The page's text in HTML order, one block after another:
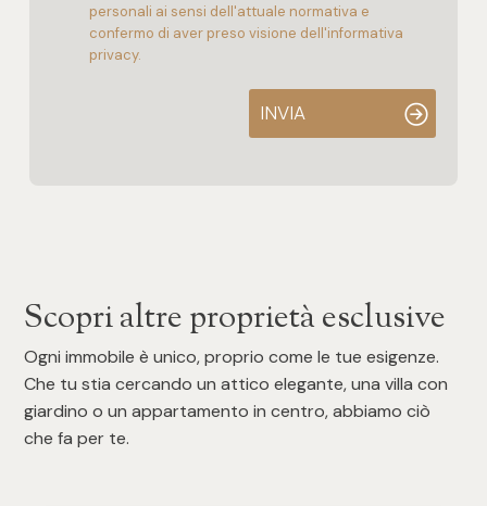
personali ai sensi dell'attuale normativa e
confermo di aver preso visione dell'informativa
privacy.
INVIA
Scopri altre proprietà esclusive
Ogni immobile è unico, proprio come le tue esigenze.
Che tu stia cercando un attico elegante, una villa con
giardino o un appartamento in centro, abbiamo ciò
che fa per te.